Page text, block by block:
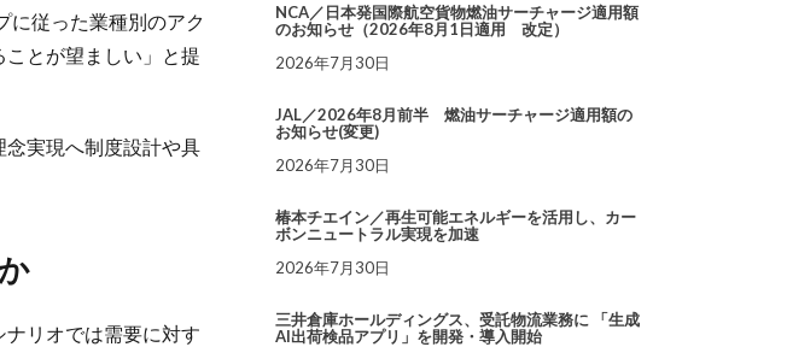
に従った業種別のアク
とが望ましい」と提
実現へ制度設計や具
リオでは需要に対す
NCA／日本発国際航空貨物燃油サーチャージ適用額
のお知らせ（2026年8月1日適用 改定）
2026年7月30日
JAL／2026年8月前半 燃油サーチャージ適用額の
お知らせ(変更)
2026年7月30日
椿本チエイン／再生可能エネルギーを活用し、カー
ボンニュートラル実現を加速
2026年7月30日
三井倉庫ホールディングス、受託物流業務に 「生成
AI出荷検品アプリ」を開発・導入開始